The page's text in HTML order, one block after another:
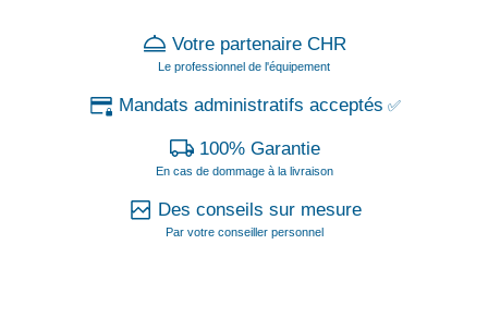
Votre partenaire CHR
Le professionnel de l'équipement
Mandats administratifs acceptés ✅
100% Garantie
En cas de dommage à la livraison
Des conseils sur mesure
Par votre conseiller personnel